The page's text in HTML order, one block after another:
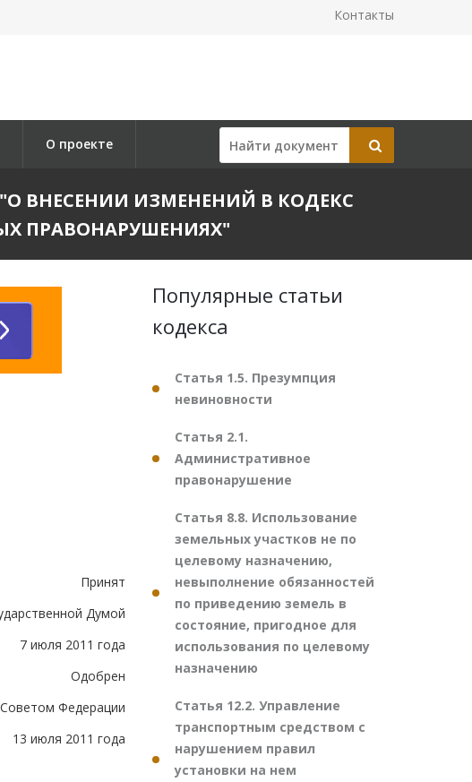
Контакты
О проекте
"О ВНЕСЕНИИ ИЗМЕНЕНИЙ В КОДЕКС
ПРАВОНАРУШЕНИЯХ"
Принят
Думой
7 июля 2011 года
Одобрен
Советом Федерации
13 июля 2011 года
Популярные статьи
кодекса
Статья 1.5. Презумпция
невиновности
Статья 2.1.
Административное
правонарушение
Статья 8.8. Использование
земельных участков не по
целевому назначению,
невыполнение обязанностей
по приведению земель в
состояние, пригодное для
использования по целевому
назначению
Статья 12.2. Управление
транспортным средством с
нарушением правил
установки на нем